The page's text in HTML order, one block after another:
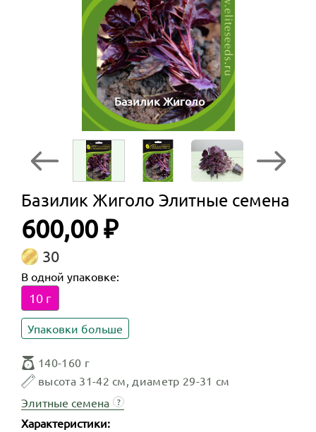
Базилик Жиголо
Базилик Жиголо Элитные семена
600,00 ₽
30
В одной упаковке:
10 г
Упаковки больше
140-160 г
высота 31-42 см, диаметр 29-31 см
Элитные семена
?
Характеристики: